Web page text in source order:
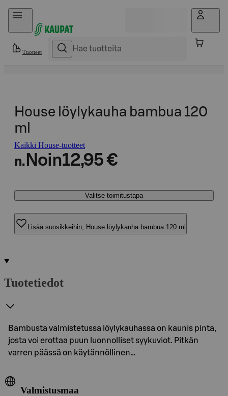
Hyppää sisältöön
Tuotteet
House löylykauha bambua 120
ml
Kaikki House-tuotteet
n. Noin12,95 €
Valitse toimitustapa
Lisää suosikkeihin, House löylykauha bambua 120 ml
Tuotetiedot
Bambusta valmistetussa löylykauhassa on kaunis pinta,
josta voi erottaa puun luonnolliset syykuviot. Pitkän
varren päässä on käytännöllinen…
Valmistusmaa